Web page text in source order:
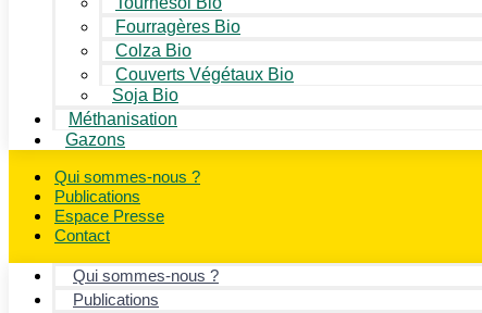
Fourragères Bio
Colza Bio
Couverts Végétaux Bio
Soja Bio
Méthanisation
Gazons
Qui sommes-nous ?
Publications
Espace Presse
Contact
Qui sommes-nous ?
Publications